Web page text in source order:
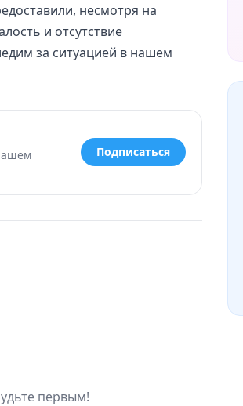
несмотря на
и отсутствие
за ситуацией в нашем
Подписаться
первым!